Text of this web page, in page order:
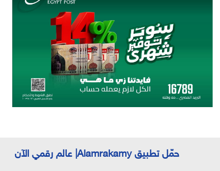
حمّل تطبيق Alamrakamy| عالم رقمي الآن